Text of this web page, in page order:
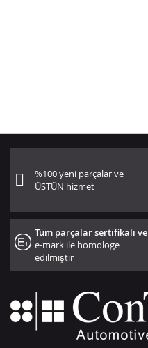
%100 yeni parçalar ve
ÜSTÜN hizmet
Tüm parçalar sertifikalı ve
e-mark ile homologe
edilmiştir